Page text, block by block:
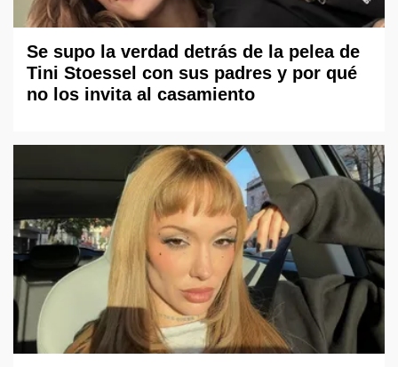
Se supo la verdad detrás de la pelea de
Tini Stoessel con sus padres y por qué
no los invita al casamiento